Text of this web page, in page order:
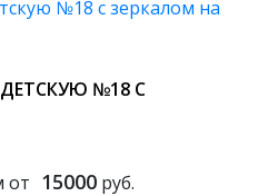
№18 С
от 15000руб.